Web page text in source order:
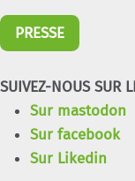
PRESSE
SUIVEZ-NOUS SUR
Sur mastodon
Sur facebook
Sur Likedin